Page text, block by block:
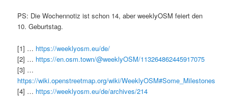
PS: Die Wochennotiz ist schon 14, aber weeklyOSM feiert den
10. Geburtstag.
[1] … https://weeklyosm.eu/de/
[2] … https://en.osm.town/@weeklyOSM/113264862445917075
[3] …
https://wiki.openstreetmap.org/wiki/WeeklyOSM#Some_Milestones
[4] … https://weeklyosm.eu/de/archives/214